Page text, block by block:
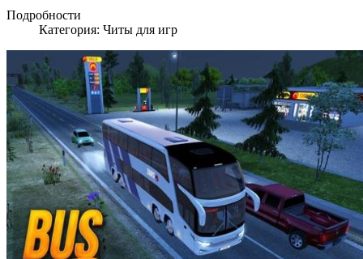
Подробности
Категория: Читы для игр